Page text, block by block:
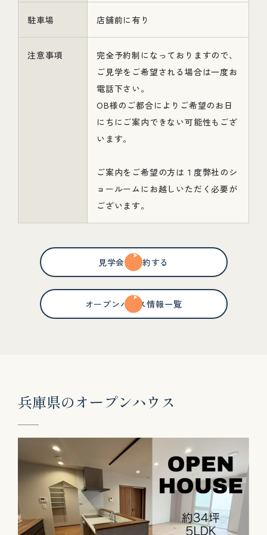
駐車場 店舗前に有り
注意事項
完全予約制になっておりますので、
ご見学をご希望される場合は一度お
電話下さい。
OB様のご都合によりご希望のお日
にちにご案内できない可能性もござ
います。
ご案内をご希望の方は１度弊社のシ
ョールームにお越しいただく必要が
ございます。
見学会を予約する
オープンハウス情報一覧
兵庫県のオープンハウ ス